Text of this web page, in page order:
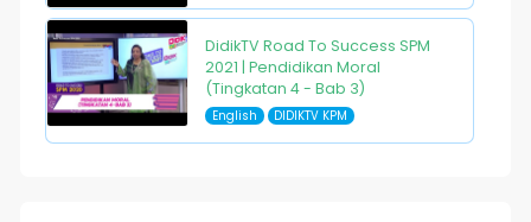
DidikTV Road To Success SPM
2021 | Pendidikan Moral
(Tingkatan 4 - Bab 3)
English DIDIKTV KPM